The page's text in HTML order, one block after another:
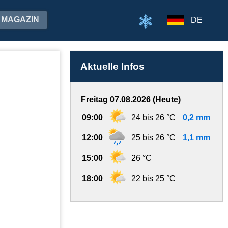
MAGAZIN DE
Aktuelle Infos
Freitag 07.08.2026 (Heute)
09:00 24 bis 26 °C 0,2 mm
12:00 25 bis 26 °C 1,1 mm
15:00 26 °C
18:00 22 bis 25 °C